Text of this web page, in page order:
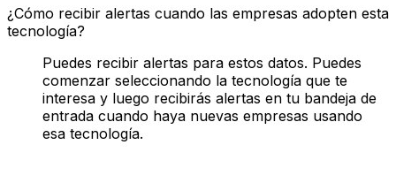
¿Cómo recibir alertas cuando las empresas adopten esta
tecnología?
Puedes recibir alertas para estos datos. Puedes
comenzar seleccionando la tecnología que te
interesa y luego recibirás alertas en tu bandeja de
entrada cuando haya nuevas empresas usando
esa tecnología.